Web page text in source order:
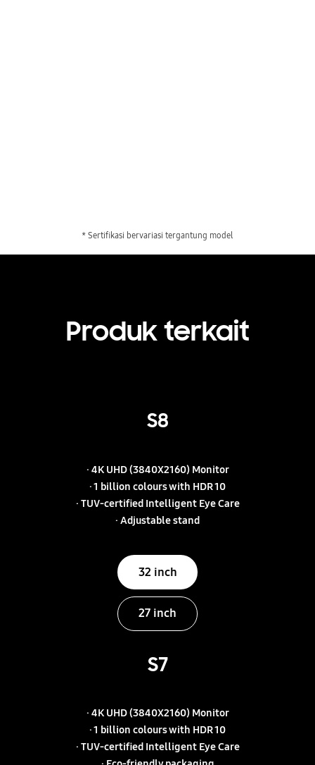
* Sertifikasi bervariasi tergantung model
Produk terkait
S8
· 4K UHD (3840X2160) Monitor
· 1 billion colours with HDR 10
· TUV-certified Intelligent Eye Care
· Adjustable stand
32 inch
27 inch
S7
· 4K UHD (3840X2160) Monitor
· 1 billion colours with HDR 10
· TUV-certified Intelligent Eye Care